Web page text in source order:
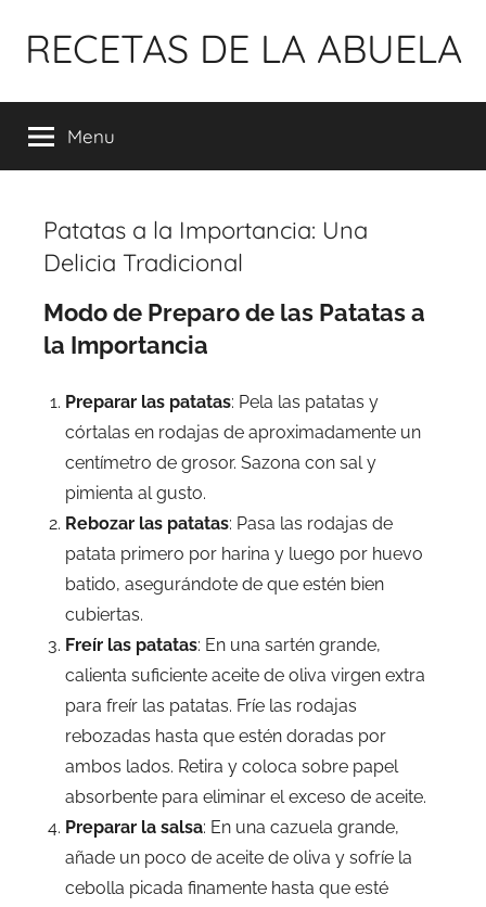
para
conteúdo
RECETAS DE LA ABUELA
Menu
Patatas a la Importancia: Una
Delicia Tradicional
Modo de Preparo de las Patatas a
la Importancia
Preparar las patatas: Pela las patatas y
córtalas en rodajas de aproximadamente un
centímetro de grosor. Sazona con sal y
pimienta al gusto.
Rebozar las patatas: Pasa las rodajas de
patata primero por harina y luego por huevo
batido, asegurándote de que estén bien
cubiertas.
Freír las patatas: En una sartén grande,
calienta suficiente aceite de oliva virgen extra
para freír las patatas. Fríe las rodajas
rebozadas hasta que estén doradas por
ambos lados. Retira y coloca sobre papel
absorbente para eliminar el exceso de aceite.
Preparar la salsa: En una cazuela grande,
añade un poco de aceite de oliva y sofríe la
cebolla picada finamente hasta que esté